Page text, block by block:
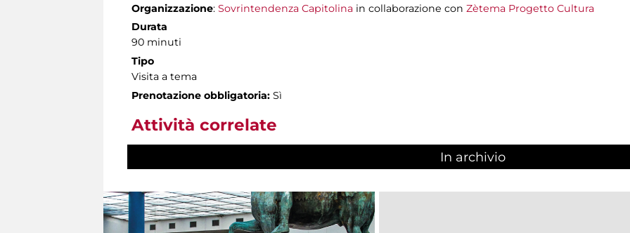
Organizzazione: Sovrintendenza Capitolina in collaborazione con Zètema Progetto Cultura
Durata
90 minuti
Tipo
Visita a tema
Prenotazione obbligatoria: Sì
Attività correlate
In archivio